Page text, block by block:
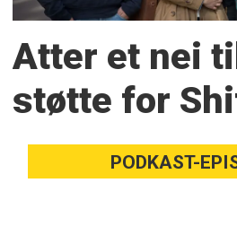
Atter et nei
støtte for
PODKAST-